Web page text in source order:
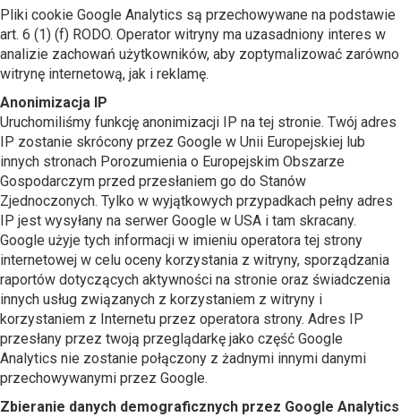
Pliki cookie Google Analytics są przechowywane na podstawie
art. 6 (1) (f) RODO. Operator witryny ma uzasadniony interes w
analizie zachowań użytkowników, aby zoptymalizować zarówno
witrynę internetową, jak i reklamę.
Anonimizacja IP
Uruchomiliśmy funkcję anonimizacji IP na tej stronie. Twój adres
IP zostanie skrócony przez Google w Unii Europejskiej lub
innych stronach Porozumienia o Europejskim Obszarze
Gospodarczym przed przesłaniem go do Stanów
Zjednoczonych. Tylko w wyjątkowych przypadkach pełny adres
IP jest wysyłany na serwer Google w USA i tam skracany.
Google użyje tych informacji w imieniu operatora tej strony
internetowej w celu oceny korzystania z witryny, sporządzania
raportów dotyczących aktywności na stronie oraz świadczenia
innych usług związanych z korzystaniem z witryny i
korzystaniem z Internetu przez operatora strony. Adres IP
przesłany przez twoją przeglądarkę jako część Google
Analytics nie zostanie połączony z żadnymi innymi danymi
przechowywanymi przez Google.
Zbieranie danych demograficznych przez Google Analytics